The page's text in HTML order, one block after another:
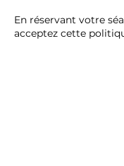
En réservant votre
acceptez cette